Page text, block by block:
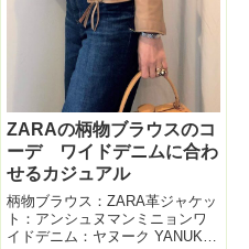
ZARAの柄物ブラウスのコ
ーデ ワイドデニムに合わ
せるカジュアル
柄物ブラウス：ZARA革ジャケッ
ト：アンシュヌマンミニョンワ
イドデニム：ヤヌーク YANUK